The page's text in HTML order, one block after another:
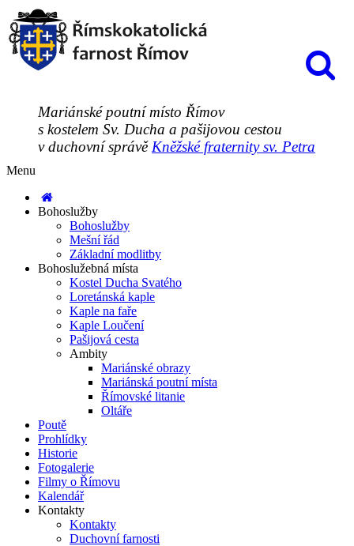
Mariánské poutní místo Římov
s kostelem Sv. Ducha a pašijovou cestou
v duchovní správě Kněžské fraternity sv. Petra
Menu
Bohoslužby
Bohoslužby
Mešní řád
Základní modlitby
Bohoslužebná místa
Kostel Ducha Svatého
Loretánská kaple
Kaple na faře
Kaple Loučení
Pašijová cesta
Ambity
Mariánské obrazy
Mariánská poutní místa
Římovské litanie
Oltáře
Poutě
Prohlídky
Historie
Fotogalerie
Filmy o Římovu
Kalendář
Kontakty
Kontakty
Duchovní farnosti